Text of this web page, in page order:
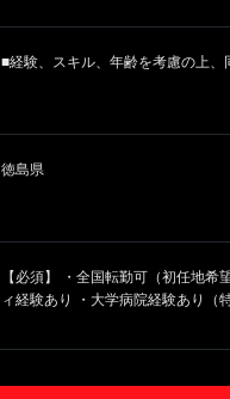
■経験、スキル、年齢を考慮の上、
徳島県
【必須】 ・全国転勤可（初任地希
ィ経験あり ・大学病院経験あり（